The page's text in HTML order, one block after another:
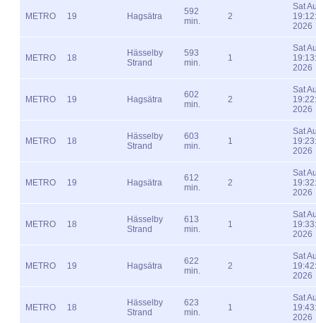
METRO 19 Hagsätra
592
min.
2
Sat
2026
METRO 18
Hässelby
Strand
593
min.
1
Sat
2026
METRO 19 Hagsätra
602
min.
2
Sat
2026
METRO 18
Hässelby
Strand
603
min.
1
Sat
2026
METRO 19 Hagsätra
612
min.
2
Sat
2026
METRO 18
Hässelby
Strand
613
min.
1
Sat
2026
METRO 19 Hagsätra
622
min.
2
Sat
2026
METRO 18
Hässelby
Strand
623
min.
1
Sat
2026